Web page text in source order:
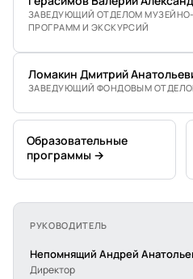
ЗАВЕДУЮЩИЙ ОТДЕЛОМ
ПРОГРАММ И ЭКСКУРСИЙ
Ломакин Дмитрий
ЗАВЕДУЮЩИЙ ФОНДОВЫМ
Образовательные
программы →
РУКОВОДИТЕЛЬ
Непомнящий Андрей
Директор